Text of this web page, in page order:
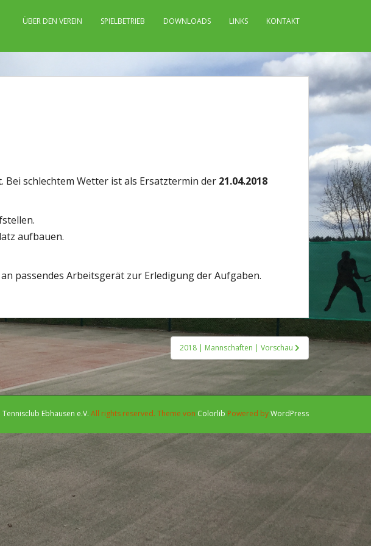
ÜBER DEN VEREIN SPIELBETRIEB DOWNLOADS LINKS KONTAKT
schlechtem Wetter ist als Ersatztermin der 21.04.2018
aufbauen.
passendes Arbeitsgerät zur Erledigung der Aufgaben.
2018 | Mannschaften | Vorschau
Tennisclub Ebhausen e.V. All rights reserved. Theme von Colorlib Powered byWordPress